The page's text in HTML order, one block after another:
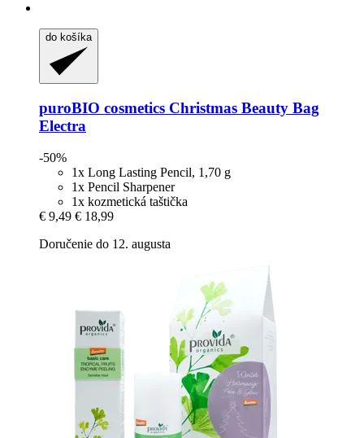
do košíka
puroBIO cosmetics Christmas Beauty Bag
Electra
-50%
1x Long Lasting Pencil, 1,70 g
1x Pencil Sharpener
1x kozmetická taštička
€ 9,49 € 18,99
Doručenie do 12. augusta